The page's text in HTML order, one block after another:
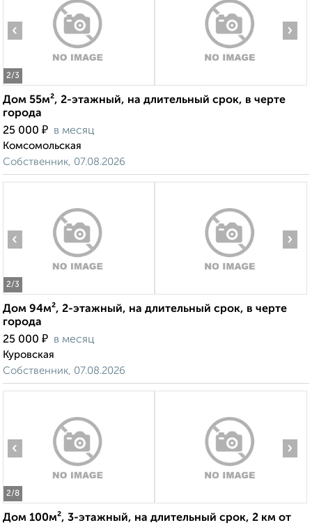
2/3
‹ ›
Дом 55м², 2-этажный, на длительный срок, в черте
города
25 000 ₽ в месяц
Комсомольская
Собственник, 07.08.2026
2/3
‹ ›
Дом 94м², 2-этажный, на длительный срок, в черте
города
25 000 ₽ в месяц
Куровская
Собственник, 07.08.2026
2/8
‹ ›
Дом 100м², 3-этажный, на длительный срок, 2 км от